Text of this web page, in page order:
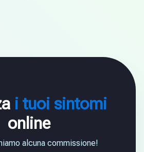
i tuoi sintomi
online
alcuna commissione!